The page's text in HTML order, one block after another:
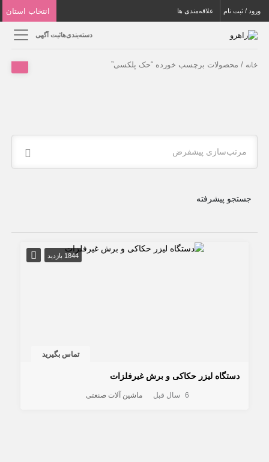
انتخاب استان ورود / ثبت نام علاقه‌مندی ها
دسته‌بندی‌هاثبت آگهی
خانه / محصولات برچسب خورده “حک پلکسی”
مرتب‌سازی پیشفرض
جستجو پیشرفته
1844 بازدید
تماس بگیرید
دستگاه لیزر حکاکی و برش غیرفلزات
6 سال قبل ماشین آلات صنعتی